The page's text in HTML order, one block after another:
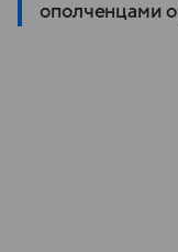
ополченцами